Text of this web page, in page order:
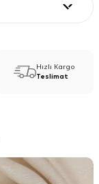
Hızlı Kargo
Teslimat